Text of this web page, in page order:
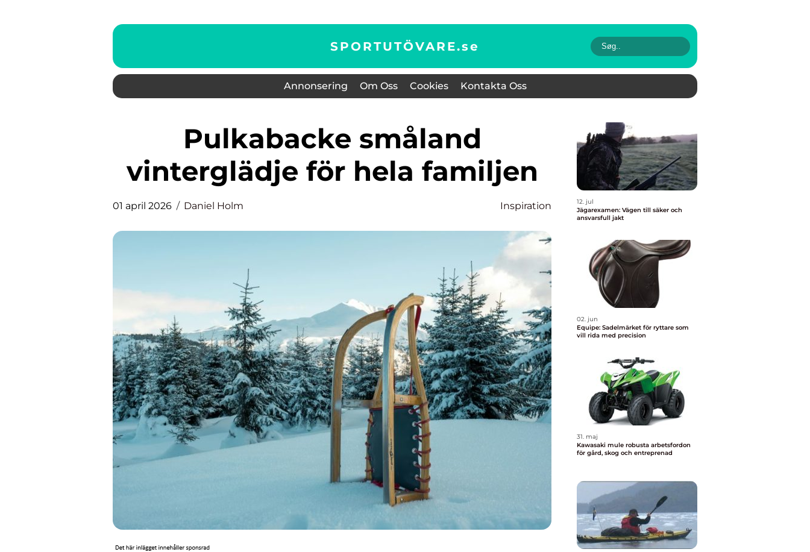
SPORTUTÖVARE.se
Annonsering Om Oss Cookies Kontakta Oss
Pulkabacke småland
vinterglädje för hela familjen
01 april 2026 Daniel Holm Inspiration
12. jul
Jägarexamen: Vägen till säker och
ansvarsfull jakt
02. jun
Equipe: Sadelmärket för ryttare som
vill rida med precision
31. maj
Kawasaki mule robusta arbetsfordon
för gård, skog och entreprenad